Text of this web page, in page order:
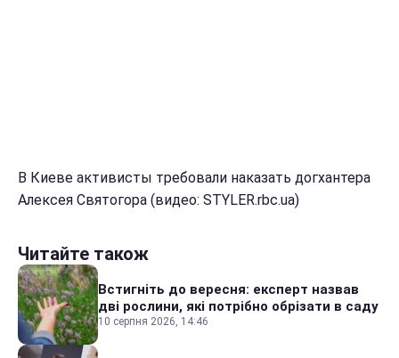
В Киеве активисты требовали наказать догхантера
Алексея Святогора (видео: STYLER.rbc.ua)
Читайте також
Встигніть до вересня: експерт назвав
дві рослини, які потрібно обрізати в саду
10 серпня 2026, 14:46